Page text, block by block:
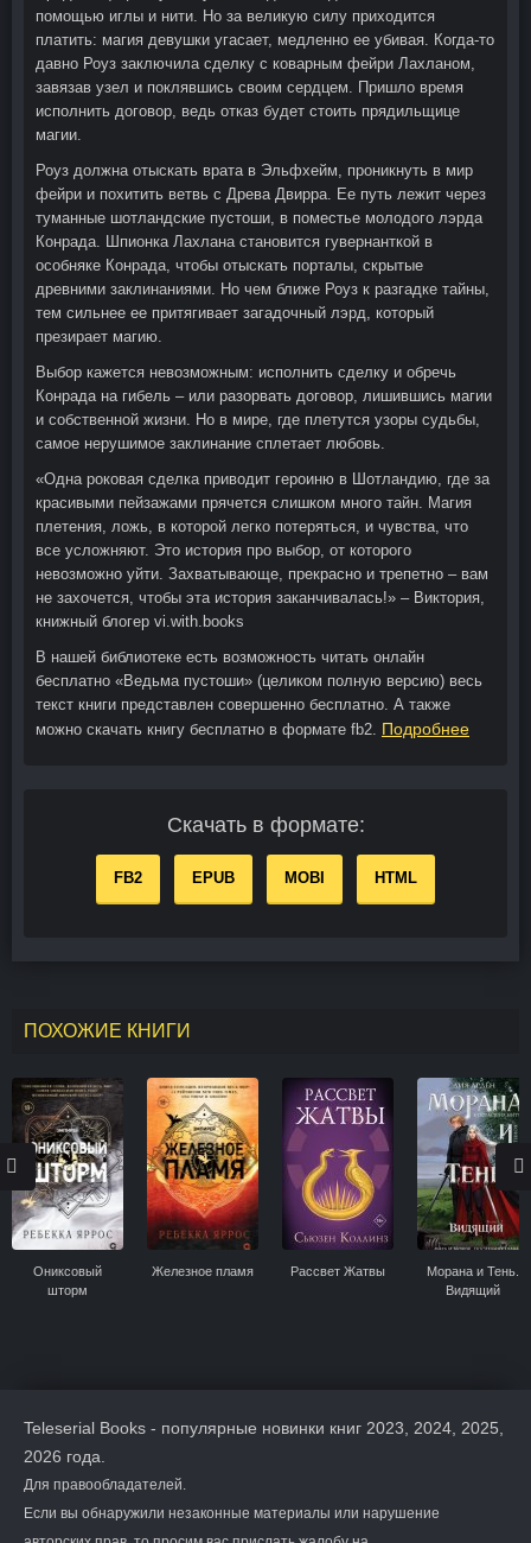
помощью иглы и нити. Но за великую силу приходится
платить: магия девушки угасает, медленно ее убивая. Когда-то
давно Роуз заключила сделку с коварным фейри Лахланом,
завязав узел и поклявшись своим сердцем. Пришло время
исполнить договор, ведь отказ будет стоить прядильщице
магии.
Роуз должна отыскать врата в Эльфхейм, проникнуть в мир
фейри и похитить ветвь с Древа Двирра. Ее путь лежит через
туманные шотландские пустоши, в поместье молодого лэрда
Конрада. Шпионка Лахлана становится гувернанткой в
особняке Конрада, чтобы отыскать порталы, скрытые
древними заклинаниями. Но чем ближе Роуз к разгадке тайны,
тем сильнее ее притягивает загадочный лэрд, который
презирает магию.
Выбор кажется невозможным: исполнить сделку и обречь
Конрада на гибель – или разорвать договор, лишившись магии
и собственной жизни. Но в мире, где плетутся узоры судьбы,
самое нерушимое заклинание сплетает любовь.
«Одна роковая сделка приводит героиню в Шотландию, где за
красивыми пейзажами прячется слишком много тайн. Магия
плетения, ложь, в которой легко потеряться, и чувства, что
все усложняют. Это история про выбор, от которого
невозможно уйти. Захватывающе, прекрасно и трепетно – вам
не захочется, чтобы эта история заканчивалась!» – Виктория,
книжный блогер vi.with.books
В нашей библиотеке есть возможность читать онлайн
бесплатно «Ведьма пустоши» (целиком полную версию) весь
текст книги представлен совершенно бесплатно. А также
можно скачать книгу бесплатно в формате fb2. Подробнее
Скачать в формате:
FB2 EPUB MOBI HTML
ПОХОЖИЕ КНИГИ
Ониксовый
шторм
Железное пламя Рассвет Жатвы
Морана и Тень.
Видящий
Teleserial Books - популярные новинки книг 2023, 2024, 2025,
2026 года.
Для правообладателей.
Если вы обнаружили незаконные материалы или нарушение